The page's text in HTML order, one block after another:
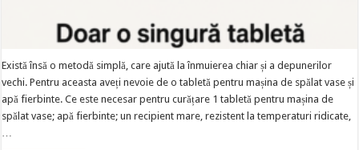
Există însă o metodă simplă, care ajută la înmuierea chiar și a depunerilor
vechi. Pentru aceasta aveți nevoie de o tabletă pentru mașina de spălat vase și
apă fierbinte. Ce este necesar pentru curățare 1 tabletă pentru mașina de
spălat vase; apă fierbinte; un recipient mare, rezistent la temperaturi ridicate,
…